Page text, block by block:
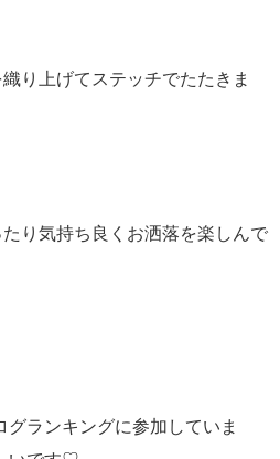
り上げてステッチでたたきま
り気持ち良くお洒落を楽しんで
ランキングに参加していま